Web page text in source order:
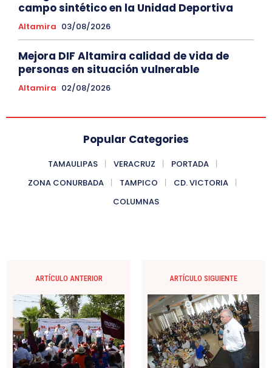
campo sintético en la Unidad Deportiva
Altamira 03/08/2026
Mejora DIF Altamira calidad de vida de
personas en situación vulnerable
Altamira 02/08/2026
Popular Categories
TAMAULIPAS VERACRUZ
PORTADA
ZONA CONURBADA
TAMPICO
CD. VICTORIA
COLUMNAS
ARTÍCULO ANTERIOR ARTÍCULO SIGUIENTE